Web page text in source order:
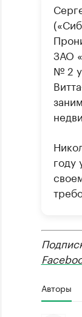
ЗАО
№ 2
году
Авторы